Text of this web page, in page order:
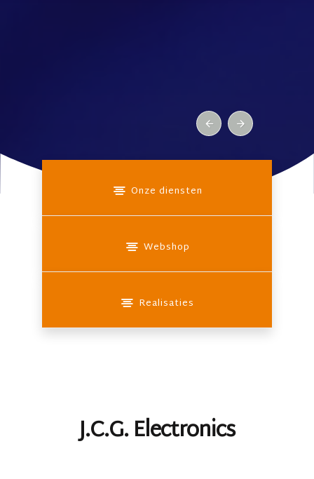
Onze diensten
Webshop
Realisaties
J.C.G. Electronics